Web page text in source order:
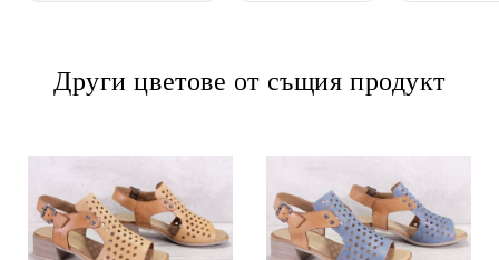
Други цветове от същия продукт